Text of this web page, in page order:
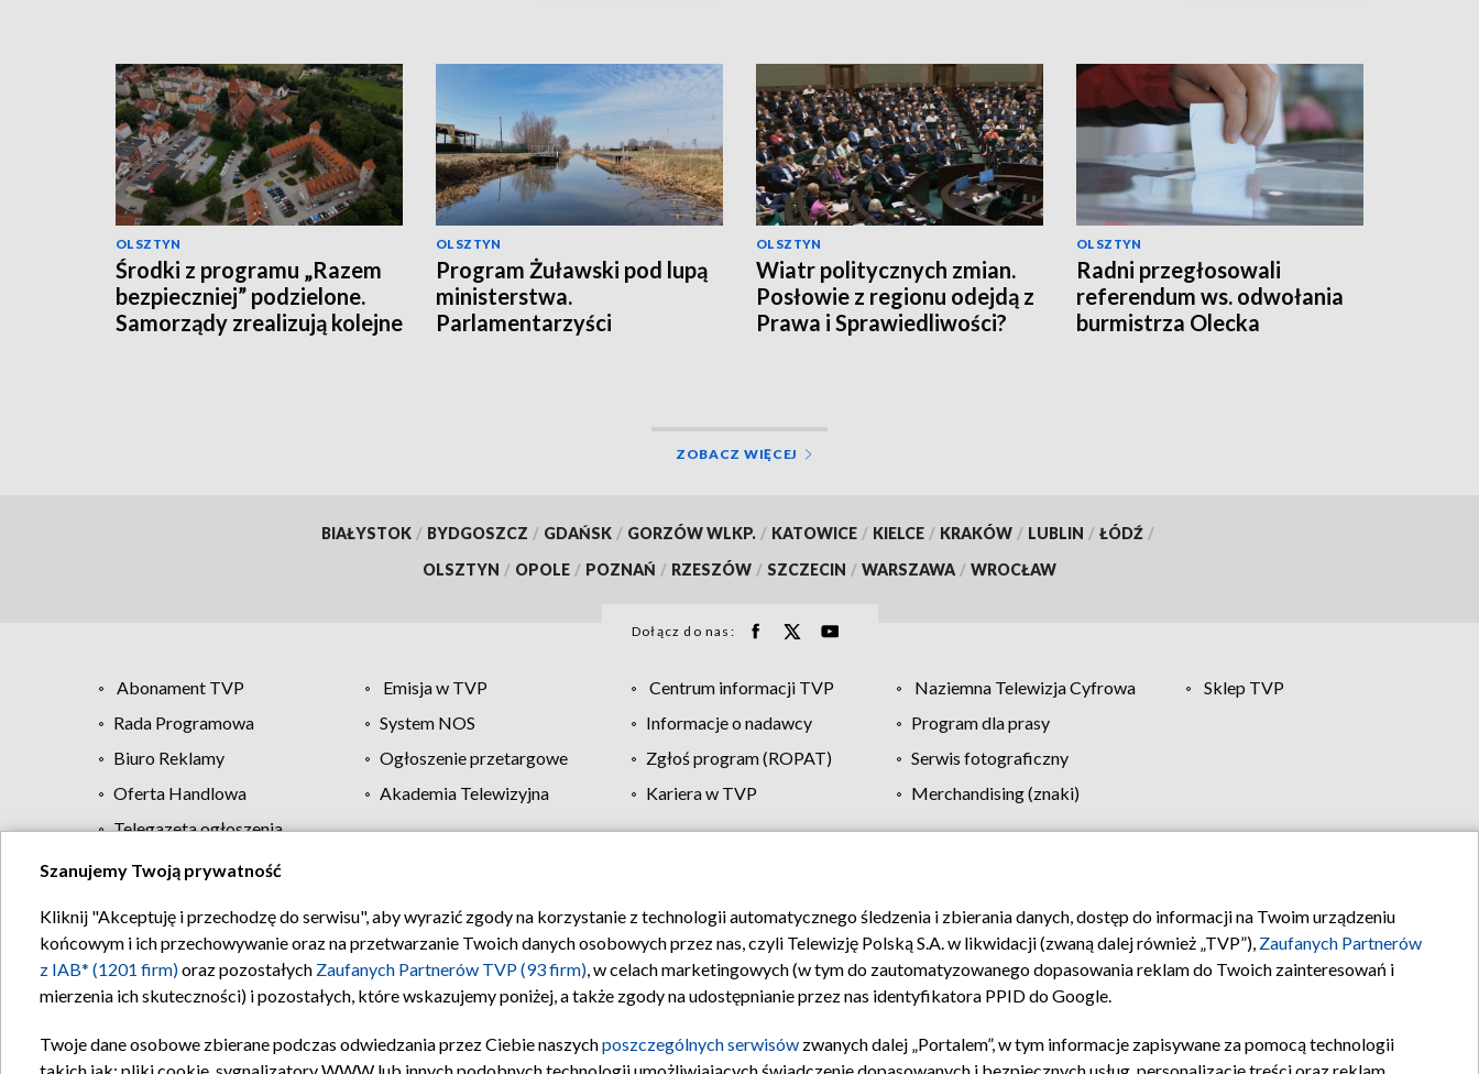
OLSZTYN
Środki z programu „Razem
bezpieczniej” podzielone.
Samorządy zrealizują kolejne
OLSZTYN
Program Żuławski pod lupą
ministerstwa.
Parlamentarzyści
OLSZTYN
Wiatr politycznych zmian.
Posłowie z regionu odejdą z
Prawa i Sprawiedliwości?
OLSZTYN
Radni przegłosowali
referendum ws. odwołania
burmistrza Olecka
ZOBACZ WIĘCEJ
BIAŁYSTOK / BYDGOSZCZ / GDAŃSK / GORZÓW WLKP. / KATOWICE / KIELCE / KRAKÓW / LUBLIN / ŁÓDŹ /
OLSZTYN / OPOLE / POZNAŃ / RZESZÓW / SZCZECIN / WARSZAWA / WROCŁAW
Dołącz do nas:
Abonament TVP Emisja w TVP Centrum informacji TVP Naziemna Telewizja Cyfrowa
Sklep TVP
Rada Programowa
System NOS Informacje o nadawcy
Program dla prasy
Biuro Reklamy
Ogłoszenie przetargowe Zgłoś program (ROPAT)
Serwis fotograficzny
Oferta Handlowa
Akademia Telewizyjna Kariera w TVP
Merchandising (znaki)
Telegazeta ogłoszenia
Regulamin TVP Polityka prywatności Moje zgody Pomoc Biuro reklamy Kontakt
Szanujemy Twoją prywatność
Kliknij "Akceptuję i przechodzę do serwisu", aby wyrazić zgody na korzystanie z technologii automatycznego śledzenia i zbierania danych, dostęp do informacji na Twoim urządzeniu
końcowym i ich przechowywanie oraz na przetwarzanie Twoich danych osobowych przez nas, czyli Telewizję Polską S.A. w likwidacji (zwaną dalej również „TVP”), Zaufanych Partnerów
z IAB* (1201 firm)oraz pozostałych Zaufanych Partnerów TVP (93 firm), w celach marketingowych (w tym do zautomatyzowanego dopasowania reklam do Twoich zainteresowań i
mierzenia ich skuteczności) i pozostałych, które wskazujemy poniżej, a także zgody na udostępnianie przez nas identyfikatora PPID do Google.
Twoje dane osobowe zbierane podczas odwiedzania przez Ciebie naszychposzczególnych serwisów zwanych dalej „Portalem”, w tym informacje zapisywane za pomocą technologii